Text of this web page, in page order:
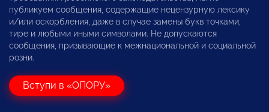
публикуем сообщения, содержащие нецензурную лексику
и/или оскорбления, даже в случае замены букв точками,
тире и любыми иными символами. Не допускаются
сообщения, призывающие к межнациональной и социальной
розни.
Вступи в «ОПОРУ»